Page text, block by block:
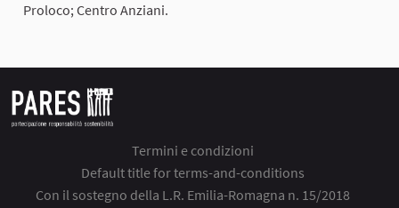
Proloco; Centro Anziani.
Termini e condizioni
Default title for terms-and-conditions
Con il sostegno della L.R. Emilia-Romagna n. 15/2018